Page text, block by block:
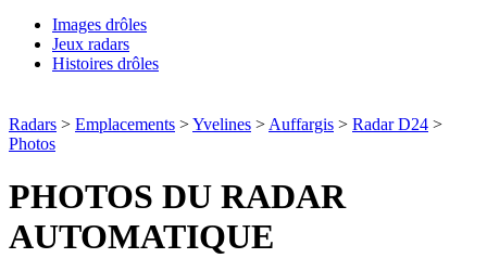
Images drôles
Jeux radars
Histoires drôles
Radars > Emplacements >Yvelines > Auffargis > Radar D24 >
Photos
PHOTOS DU RADAR
AUTOMATIQUE